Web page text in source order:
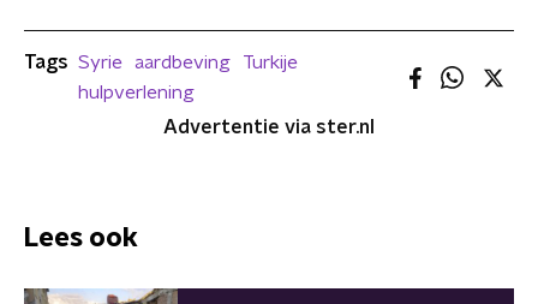
Tags Syrie aardbeving
Turkije
hulpverlening
Advertentie via ster.nl
Lees ook